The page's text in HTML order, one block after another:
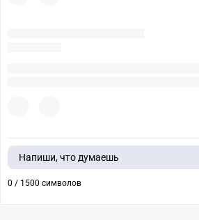
Напиши, что думаешь
0 / 1500 символов